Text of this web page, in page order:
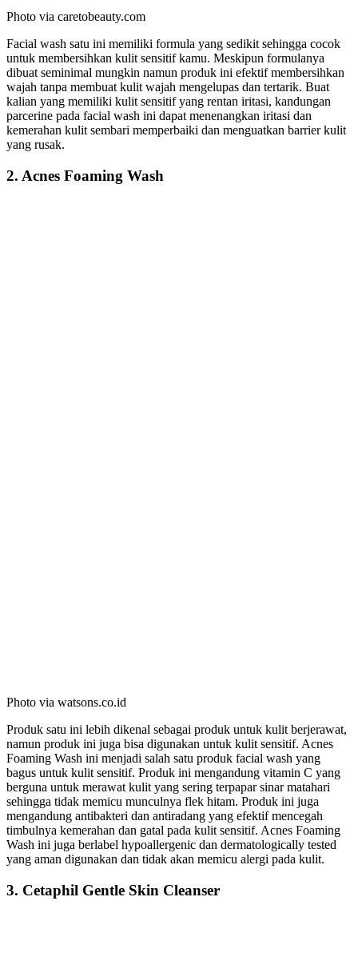
Photo via caretobeauty.com
Facial wash satu ini memiliki formula yang sedikit sehingga cocok
untuk membersihkan kulit sensitif kamu. Meskipun formulanya
dibuat seminimal mungkin namun produk ini efektif membersihkan
wajah tanpa membuat kulit wajah mengelupas dan tertarik. Buat
kalian yang memiliki kulit sensitif yang rentan iritasi, kandungan
parcerine pada facial wash ini dapat menenangkan iritasi dan
kemerahan kulit sembari memperbaiki dan menguatkan barrier kulit
yang rusak.
2. Acnes Foaming Wash
Photo via watsons.co.id
Produk satu ini lebih dikenal sebagai produk untuk kulit berjerawat,
namun produk ini juga bisa digunakan untuk kulit sensitif. Acnes
Foaming Wash ini menjadi salah satu produk facial wash yang
bagus untuk kulit sensitif. Produk ini mengandung vitamin C yang
berguna untuk merawat kulit yang sering terpapar sinar matahari
sehingga tidak memicu munculnya flek hitam. Produk ini juga
mengandung antibakteri dan antiradang yang efektif mencegah
timbulnya kemerahan dan gatal pada kulit sensitif. Acnes Foaming
Wash ini juga berlabel hypoallergenic dan dermatologically tested
yang aman digunakan dan tidak akan memicu alergi pada kulit.
3. Cetaphil Gentle Skin Cleanser